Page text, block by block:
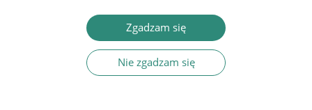
Zgadzam się
Nie zgadzam się
Barbara Pilipczuk
Kompetencje informatyczno-medialne